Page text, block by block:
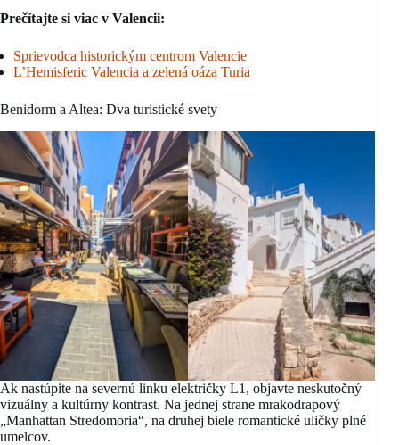
Prečítajte si viac v Valencii:
Sprievodca historickým centrom Valencie
L’Hemisferic Valencia a zelená oáza Turia
Benidorm a Altea: Dva turistické svety
Ak nastúpite na severnú linku električky L1, objavte neskutočný
vizuálny a kultúrny kontrast. Na jednej strane mrakodrapový
„Manhattan Stredomoria“, na druhej biele romantické uličky plné
umelcov.